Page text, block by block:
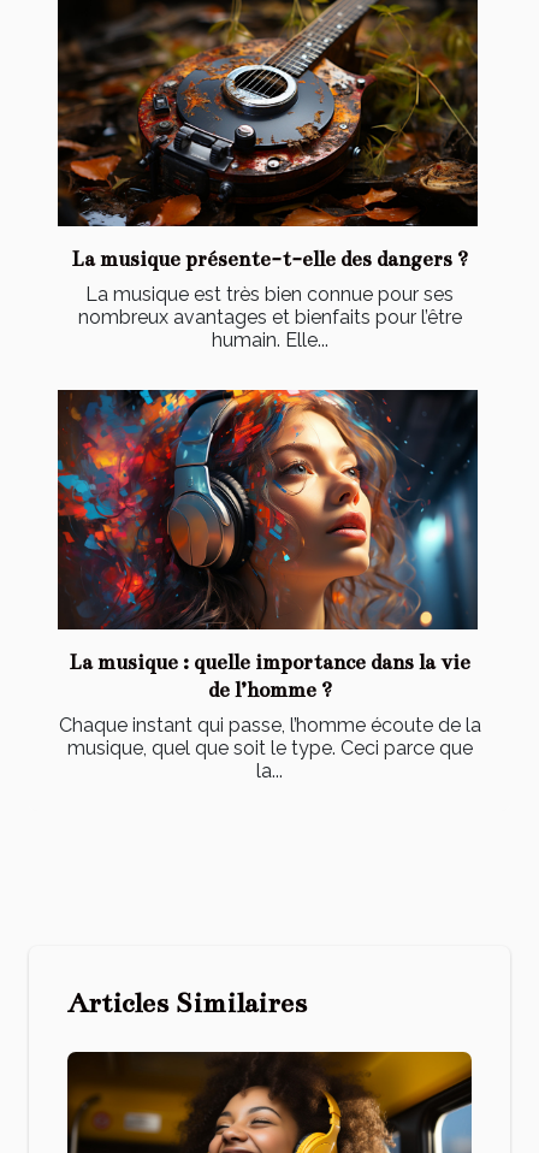
La musique présente-t-elle des dangers ?
La musique est très bien connue pour ses
nombreux avantages et bienfaits pour l’être
humain. Elle...
La musique : quelle importance dans la vie
de l’homme ?
Chaque instant qui passe, l’homme écoute de la
musique, quel que soit le type. Ceci parce que
la...
Articles Similaires